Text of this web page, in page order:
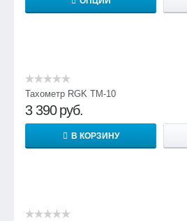
Тахометр RGK TM-10
3 390 руб.
В КОРЗИНУ